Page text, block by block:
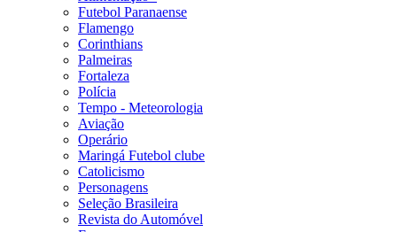
Futebol Paranaense
Flamengo
Corinthians
Palmeiras
Fortaleza
Polícia
Tempo - Meteorologia
Aviação
Operário
Maringá Futebol clube
Catolicismo
Personagens
Seleção Brasileira
Revista do Automóvel